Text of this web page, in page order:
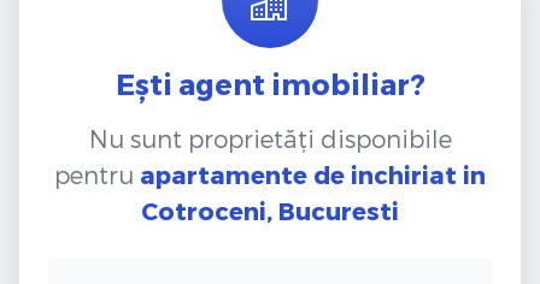
Ești agent imobiliar?
Nu sunt proprietăți disponibile
pentru apartamente de inchiriat in
Cotroceni, Bucuresti